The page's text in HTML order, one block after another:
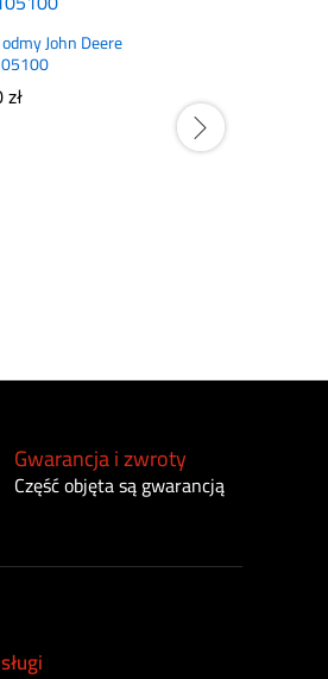
John Deere
zł
Gwarancja i zwroty
Część objęta są gwarancją